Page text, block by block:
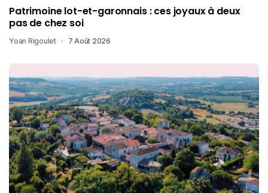
Patrimoine lot-et-garonnais : ces joyaux à deux
pas de chez soi
Yoan Rigoulet 7 Août 2026